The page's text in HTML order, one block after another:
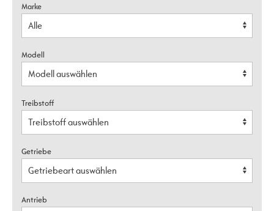
Marke
Modell
Treibstoff
Getriebe
Antrieb